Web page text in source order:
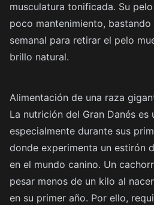
musculatura tonificada. Su
poco mantenimiento,
semanal para retirar el pelo
brillo natural.
Alimentación de una raza
La nutrición del Gran Danés es
especialmente durante sus
donde experimenta un estirón
en el mundo canino. Un
pesar menos de un kilo al
en su primer año. Por ello,